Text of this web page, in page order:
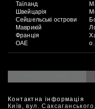
Таїланд
Швейцарія
Сейшельські острови
Маврикій
Франція
ОАЕ
Контактна інформація
Київ, вул. Саксаганського,